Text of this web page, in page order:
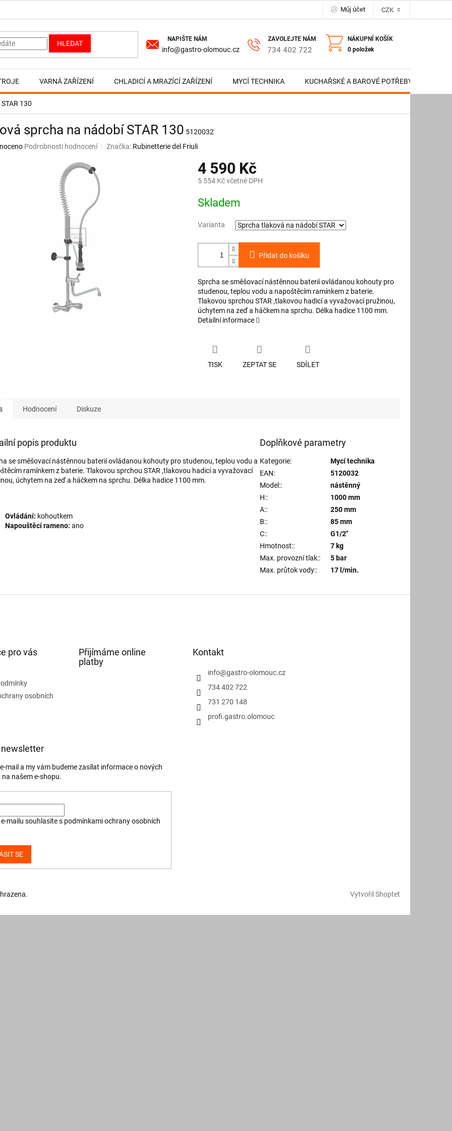
Můj účet CZK
HLEDAT
info@gastro-olomouc.cz 734 402 722
NÁKUPNÍ KOŠÍK
0 položek
VARNÁ ZAŘÍZENÍ CHLADICÍ A MRAZÍCÍ ZAŘÍZENÍ MYCÍ TECHNIKA KUCHAŘSKÉ A BAROVÉ POTŘEBY
130
sprcha na nádobí STAR 130 5120032
Podrobnosti hodnocení Značka: Rubinetterie del Friuli
4 590 Kč
5 554 Kč včetně DPH
cena:
Skladem
Varianta
Přidat do košíku
Sprcha se směšovací nástěnnou baterií ovládanou kohouty pro
studenou, teplou vodu a napoštěcím ramínkem z baterie.
Tlakovou sprchou STAR ,tlakovou hadicí a vyvažovací pružinou,
úchytem na zeď a háčkem na sprchu. Délka hadice 1100 mm.
Detailní informace
TISK ZEPTAT SE SDÍLET
Hodnocení Diskuze
popis produktu
se směšovací nástěnnou baterií ovládanou kohouty pro studenou, teplou vodu a
ramínkem z baterie. Tlakovou sprchou STAR ,tlakovou hadicí a vyvažovací
úchytem na zeď a háčkem na sprchu. Délka hadice 1100 mm.
Ovládání: kohoutkem
Napouštěcí rameno: ano
Doplňkové parametry
Kategorie:
Mycí technika
EAN:
5120032
Model::
nástěnný
H::
1000 mm
A::
250 mm
B::
85 mm
C::
G1/2"
Hmotnost::
7 kg
Max. provozní tlak::
5 bar
Max. průtok vody:: 17 l/min.
pro vás
osobních
Přijímáme online
platby
Kontakt
info@gastro-olomouc.cz
734 402 722
731 270 148
profi.gastro.olomouc
mail a my vám budeme zasílat informace o nových
našem e-shopu.
mailu souhlasíte s podmínkami ochrany osobních
SE
Vytvořil Shoptet